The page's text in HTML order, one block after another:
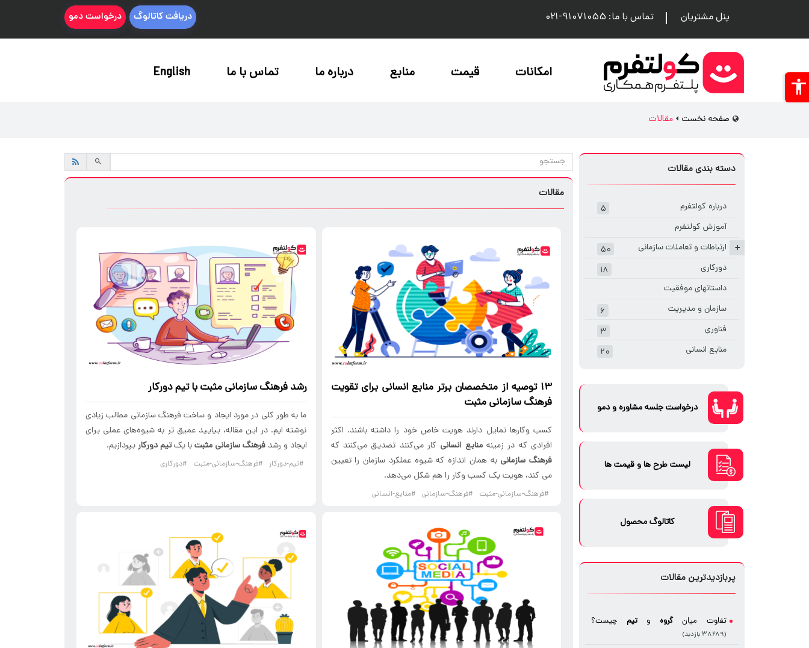
پنل مشتریان تماس با ما: 91071055-021 دریافت کاتالوگ درخواست دمو
امکانات قیمت منابع درباره ما تماس با ما English
صفحه نخست مقالات
مقالات
13 توصیه از متخصصان برتر منابع انسانی برای تقویت
فرهنگ سازمانی مثبت
کسب وکارها تمایل دارند هویت خاص خود را داشته باشند. اکثر
افرادی که در زمینهمنابع انسانی کار می‌کنند تصدیق می‌کنند که
فرهنگ سازمانی به همان اندازه که شیوه عملکرد سازمان را تعیین
می کند، هویت یک کسب وکار را هم شکل می‌دهد.
#فرهنگ-سازمانی-مثبت #فرهنگ-سازمانی #منابع-انسانی
رشدفرهنگ سازمانی مثبتباتیم دورکار
ما به طور کلی در مورد ایجاد و ساخت فرهنگ سازمانی مطالب زیادی
نوشته ایم. در این مقاله، بیایید عمیق تر به شیوه‌های عملی برای
ایجاد و رشدفرهنگ سازمانی مثبتبا یکتیم دورکاربپردازیم.
#تیم-دورکار #فرهنگ-سازمانی-مثبت #دورکاری
دسته بندی مقالات
درباره کولتفرم
۵
آموزش کولتفرم
+ ارتباطات و تعاملات سازمانی
۵۰
دورکاری
۱۸
داستانهای موفقیت
سازمان و مدیریت
۶
فناوری
۳
منابع انسانی
۲۰
درخواست جلسه مشاوره و دمو
لیست طرح ها و قیمت ها
کاتالوگ محصول
پربازدیدترین مقالات
تفاوت میانگروه وتیم چیست؟
(۳۸۲۸۹ بازدید)